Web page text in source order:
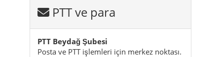
PTT ve para
PTT Beydağ Şubesi
Posta ve PTT işlemleri için merkez noktası.